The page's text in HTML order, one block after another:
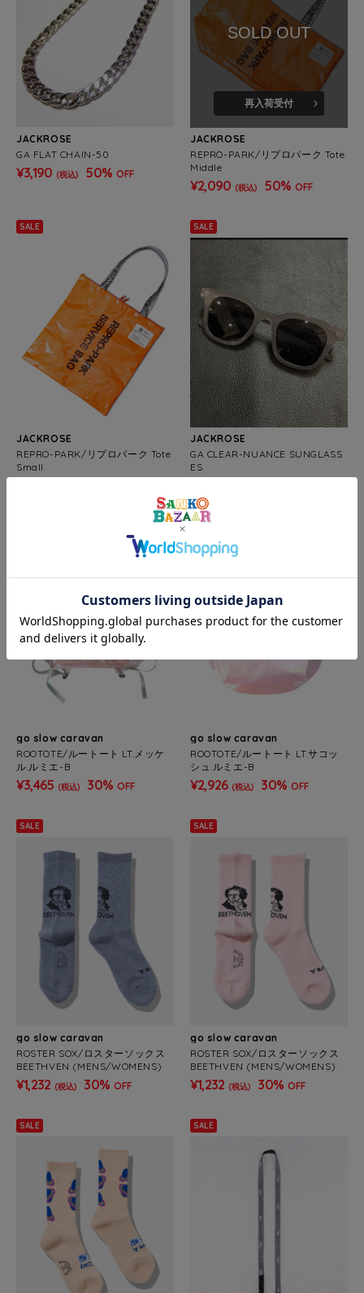
JACKROSE
GA FLAT CHAIN-50
¥3,190 (税込) 50% OFF
SOLD OUT
再入荷受付
JACKROSE
REPRO-PARK/リプロパーク Tote
Middle
¥2,090 (税込) 50% OFF
SALE
JACKROSE
REPRO-PARK/リプロパーク Tote
Small
SALE
JACKROSE
GA CLEAR-NUANCE SUNGLASS
ES
go slow caravan
ROOTOTE/ルートート LT.メッケ
ル.ルミエ-B
¥3,465 (税込) 30% OFF
SALE
go slow caravan
ROOTOTE/ルートート LT.サコッ
シュ.ルミエ-B
¥2,926 (税込) 30% OFF
SALE
go slow caravan
ROSTER SOX/ロスターソックス
BEETHVEN (MENS/WOMENS)
¥1,232 (税込) 30% OFF
SALE
go slow caravan
ROSTER SOX/ロスターソックス
BEETHVEN (MENS/WOMENS)
¥1,232 (税込) 30% OFF
SALE SALE